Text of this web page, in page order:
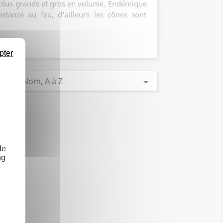
grands et gros en volume. Endémique
au feu, d'ailleurs les cônes sont
Nom, A à Z 